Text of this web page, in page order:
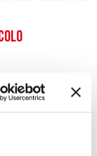
è tornata